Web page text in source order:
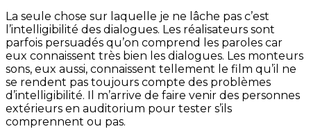
La seule chose sur laquelle je ne lâche pas c’est
l’intelligibilité des dialogues. Les réalisateurs sont
parfois persuadés qu’on comprend les paroles car
eux connaissent très bien les dialogues. Les monteurs
sons, eux aussi, connaissent tellement le film qu’il ne
se rendent pas toujours compte des problèmes
d’intelligibilité. Il m’arrive de faire venir des personnes
extérieurs en auditorium pour tester s’ils
comprennent ou pas.